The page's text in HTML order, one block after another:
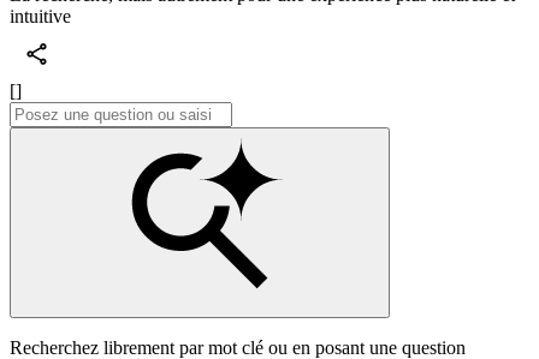
intuitive
[]
Recherchez librement par mot clé ou en posant une question